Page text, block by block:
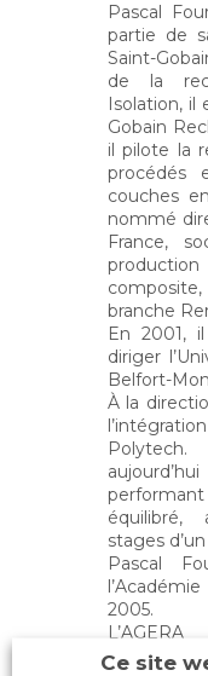
Pascal
partie de
Saint-
de la
Isolation, il
Gobain
il pilote la
procédés
couches
nommé
France,
branche
En 2001,
diriger
Belfort-
À la
Polytech.
équilibré,
stages
Pascal
2005.
Ce site